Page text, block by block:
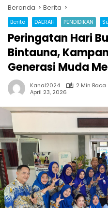
Beranda Berita
Berita DAERAH PENDIDIKAN
Peringatan Hari
Bintauna,
Generasi Muda
Kanal2024
2 Min Baca
April 23, 2026